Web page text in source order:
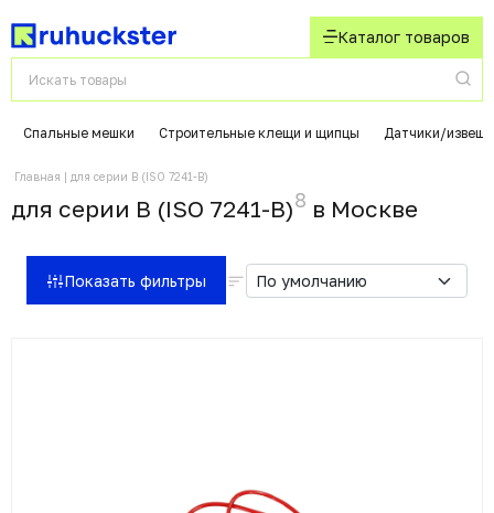
Каталог товаров
Спальные мешки Строительные клещи и щипцы Датчики/
Главная для серии B (ISO 7241-B)
для серии B (ISO 7241-B)8 в Москвe
Показать фильтры